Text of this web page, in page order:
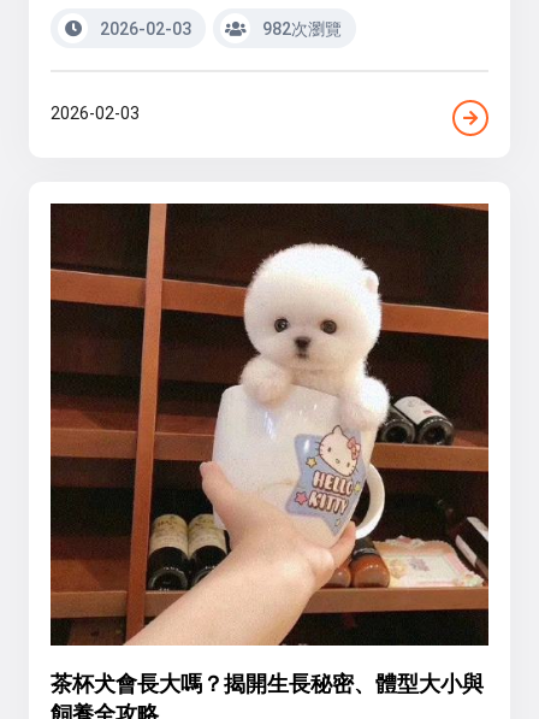
2026-02-03 982次瀏覽
2026-02-03
茶杯犬會長大嗎？揭開生長秘密、體型大小與
飼養全攻略